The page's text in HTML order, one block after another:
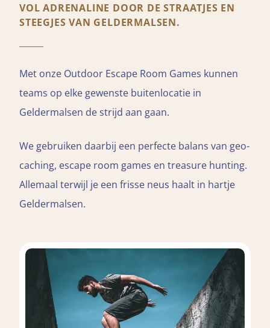
VOL ADRENALINE DOOR DE STRAATJES EN
STEEGJES VAN GELDERMALSEN.
Met onze Outdoor Escape Room Games kunnen
teams op elke gewenste buitenlocatie in
Geldermalsen de strijd aan gaan.
We gebruiken daarbij een perfecte balans van geo-
caching, escape room games en treasure hunting.
Allemaal terwijl je een frisse neus haalt in hartje
Geldermalsen.